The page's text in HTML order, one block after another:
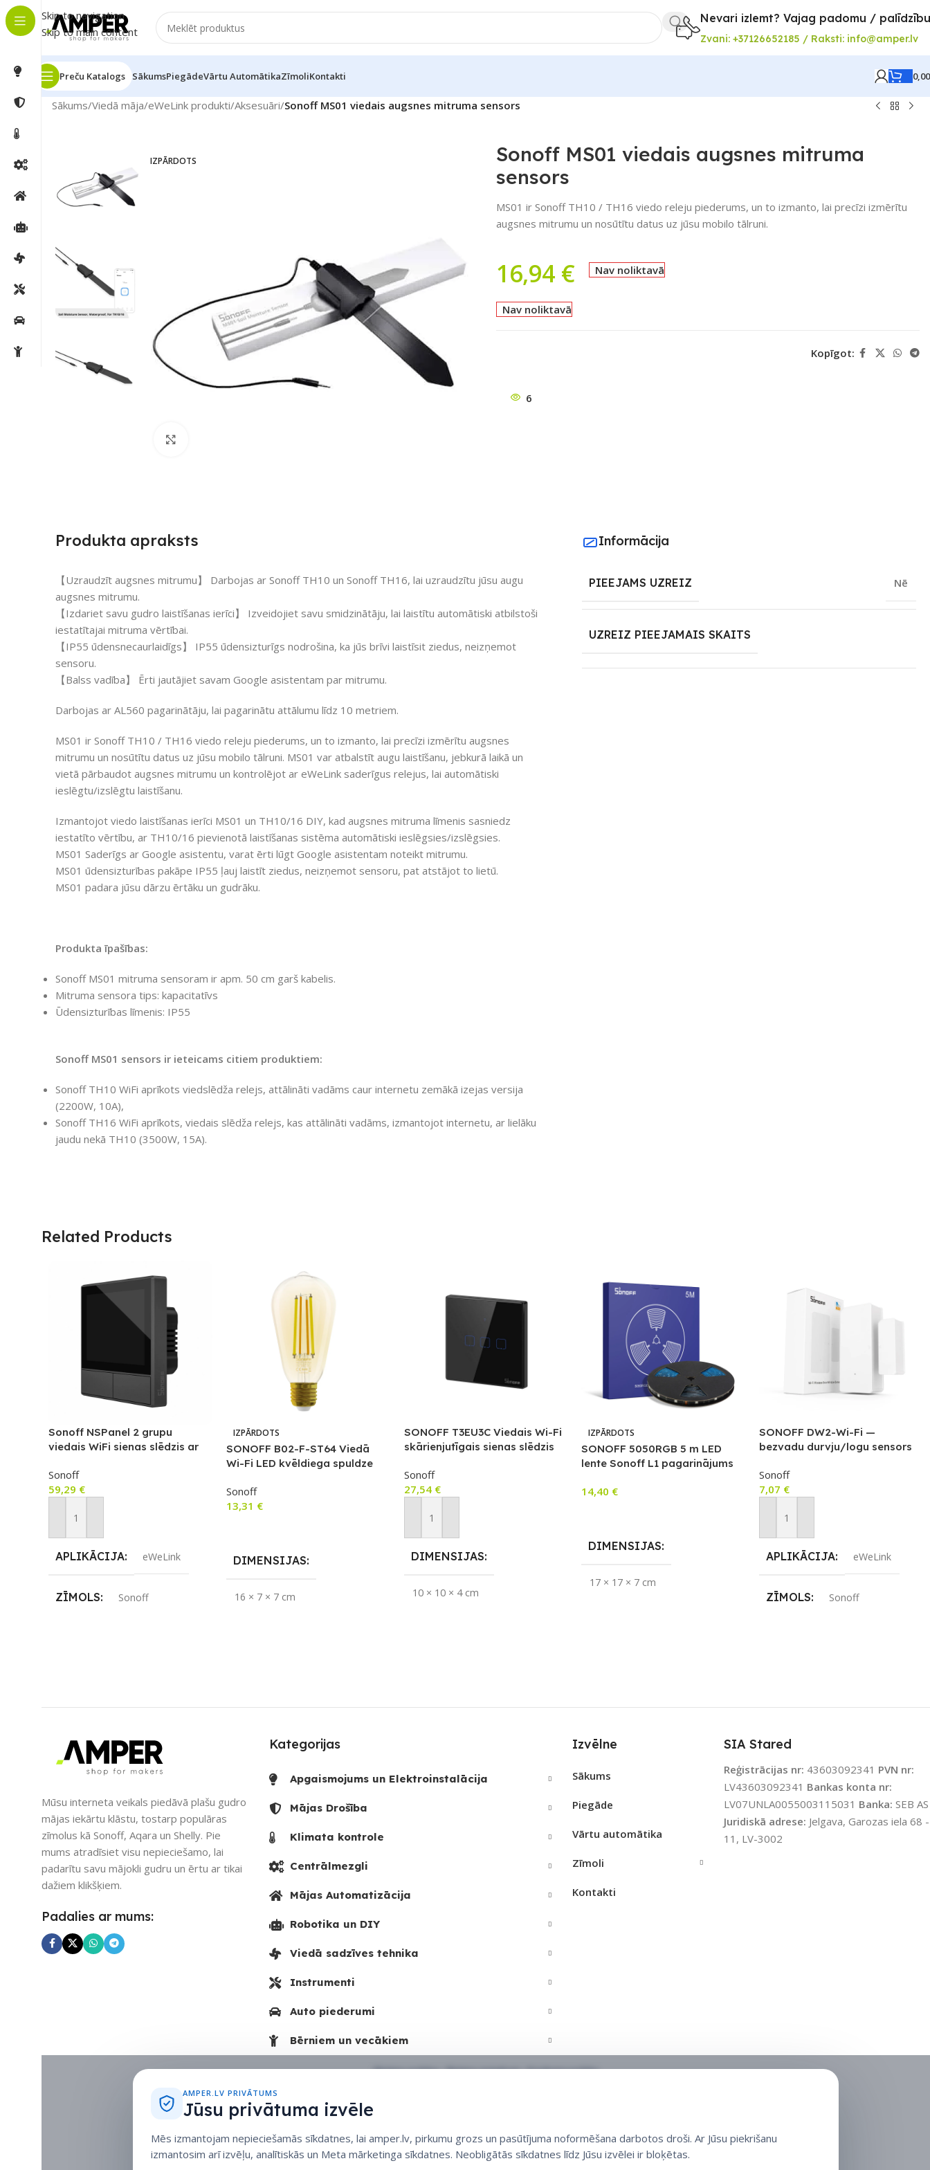
Skip to navigation
Skip to main content
Nevari izlemt? Vajag padomu /
Zvani: +37126652185 / Raksti: info@amper.lv
Preču Katalogs SākumsPiegādeVārtu AutomātikaZīmoliKontakti
Sākums/Viedā māja/eWeLink produkti/Aksesuāri/Sonoff MS01 viedais augsnes mitruma sensors
IZPĀRDOTS
Sonoff MS01 viedais augsnes mitruma
sensors
MS01 ir Sonoff TH10 / TH16 viedo releju piederums, un to izmanto, lai precīzi izmērītu
augsnes mitrumu un nosūtītu datus uz jūsu mobilo tālruni.
16,94 € Nav noliktavā
Nav noliktavā
Kopīgot:
6
Produkta apraksts
【Uzraudzīt augsnes mitrumu】 Darbojas ar Sonoff TH10 un Sonoff TH16, lai uzraudzītu jūsu augu
augsnes mitrumu.
【Izdariet savu gudro laistīšanas ierīci】 Izveidojiet savu smidzinātāju, lai laistītu automātiski atbilstoši
iestatītajai mitruma vērtībai.
【IP55 ūdensnecaurlaidīgs】 IP55 ūdensizturīgs nodrošina, ka jūs brīvi laistīsit ziedus, neizņemot
sensoru.
【Balss vadība】 Ērti jautājiet savam Google asistentam par mitrumu.
Darbojas ar AL560 pagarinātāju, lai pagarinātu attālumu līdz 10 metriem.
MS01 ir Sonoff TH10 / TH16 viedo releju piederums, un to izmanto, lai precīzi izmērītu augsnes
mitrumu un nosūtītu datus uz jūsu mobilo tālruni. MS01 var atbalstīt augu laistīšanu, jebkurā laikā un
vietā pārbaudot augsnes mitrumu un kontrolējot ar eWeLink saderīgus relejus, lai automātiski
ieslēgtu/izslēgtu laistīšanu.
Izmantojot viedo laistīšanas ierīci MS01 un TH10/16 DIY, kad augsnes mitruma līmenis sasniedz
iestatīto vērtību, ar TH10/16 pievienotā laistīšanas sistēma automātiski ieslēgsies/izslēgsies.
MS01 Saderīgs ar Google asistentu, varat ērti lūgt Google asistentam noteikt mitrumu.
MS01 ūdensizturības pakāpe IP55 ļauj laistīt ziedus, neizņemot sensoru, pat atstājot to lietū.
MS01 padara jūsu dārzu ērtāku un gudrāku.
Produkta īpašības:
Sonoff MS01 mitruma sensoram ir apm. 50 cm garš kabelis.
Mitruma sensora tips: kapacitatīvs
Ūdensizturības līmenis: IP55
Sonoff MS01 sensors ir ieteicams citiem produktiem:
Sonoff TH10 WiFi aprīkots viedslēdža relejs, attālināti vadāms caur internetu zemākā izejas versija
(2200W, 10A),
Sonoff TH16 WiFi aprīkots, viedais slēdža relejs, kas attālināti vadāms, izmantojot internetu, ar lielāku
jaudu nekā TH10 (3500W, 15A).
Informācija
PIEEJAMS UZREIZ Nē
UZREIZ PIEEJAMAIS SKAITS
Related Products
Sonoff NSPanel 2 grupu
viedais WiFi sienas slēdzis ar
viedās ainas slēdža funkciju
Sonoff
59,29 €
Pievienot Grozam
APLIKĀCIJA eWeLink
ZĪMOLS Sonoff
IZPĀRDOTS
SONOFF B02-F-ST64 Viedā
Wi-Fi LED kvēldiega spuldze
Sonoff
13,31 €
DIMENSIJAS
16 × 7 × 7 cm
Wi-Fi
UZREIZ PIEEJAMAIS
SONOFF T3EU3C Viedais Wi-Fi
skārienjutīgais sienas slēdzis
Sonoff
27,54 €
Pievienot Grozam
DIMENSIJAS
10 × 10 × 4 cm
PIEEJAMS UZREIZ
IZPĀRDOTS
SONOFF 5050RGB 5 m LED
lente Sonoff L1 pagarinājums
14,40 €
DIMENSIJAS
17 × 17 × 7 cm
SONOFF DW2-Wi-Fi —
bezvadu durvju/logu sensors
Sonoff
7,07 €
Pievienot Grozam
APLIKĀCIJA eWeLink
ZĪMOLS Sonoff
Mūsu interneta veikals piedāvā plašu gudro
mājas iekārtu klāstu, tostarp populāras
zīmolus kā Sonoff, Aqara un Shelly. Pie
mums atradīsiet visu nepieciešamo, lai
padarītu savu mājokli gudru un ērtu ar tikai
dažiem klikšķiem.
Padalies ar mums:
Kategorijas
Apgaismojums un Elektroinstalācija
Mājas Drošība
Klimata kontrole
Centrālmezgli
Mājas Automatizācija
Robotika un DIY
Viedā sadzīves tehnika
Instrumenti
Auto piederumi
Bērniem un vecākiem
Izvēlne
Sākums
Piegāde
Vārtu automātika
Zīmoli
Kontakti
SIA Stared
Reģistrācijas nr: 43603092341 PVN nr:
LV43603092341 Bankas konta nr:
LV07UNLA0055003115031 Banka: SEB AS
Juridiskā adrese: Jelgava, Garozas iela 68 -
11, LV-3002
AMPER.LV PRIVĀTUMS
Jūsu privātuma izvēle
Mēs izmantojam nepieciešamās sīkdatnes, lai amper.lv, pirkumu grozs un pasūtījuma noformēšana darbotos droši. Ar Jūsu piekrišanu
izmantosim arī izvēļu, analītiskās un Meta mārketinga sīkdatnes. Neobligātās sīkdatnes līdz Jūsu izvēlei ir bloķētas.
Sīkdatņu politika• Sīkdatņu iestatījumi •Privātuma politika